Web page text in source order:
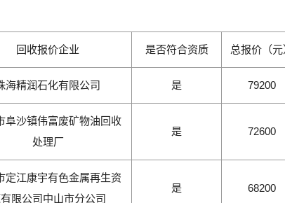
回收报价企业 是否符合资质 总报价（元
海精润石化有限公司 是 79200
阜沙镇伟富废矿物油回收
处理厂
是 72600
定江康宇有色金属再生资
限公司中山市分公司
是 68200